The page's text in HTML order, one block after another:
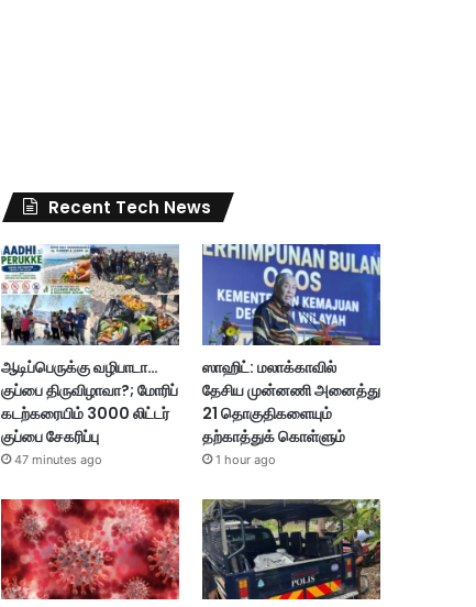
Recent Tech News
ஆடிப்பெருக்கு வழிபாடா…
குப்பை திருவிழாவா?; மோரிப்
கடற்கரையிம் 3000 லிட்டர்
குப்பை சேகரிப்பு
47 minutes ago
ஸாஹிட்: மலாக்காவில்
தேசிய முன்னணி அனைத்து
21 தொகுதிகளையும்
தற்காத்துக் கொள்ளும்
1 hour ago